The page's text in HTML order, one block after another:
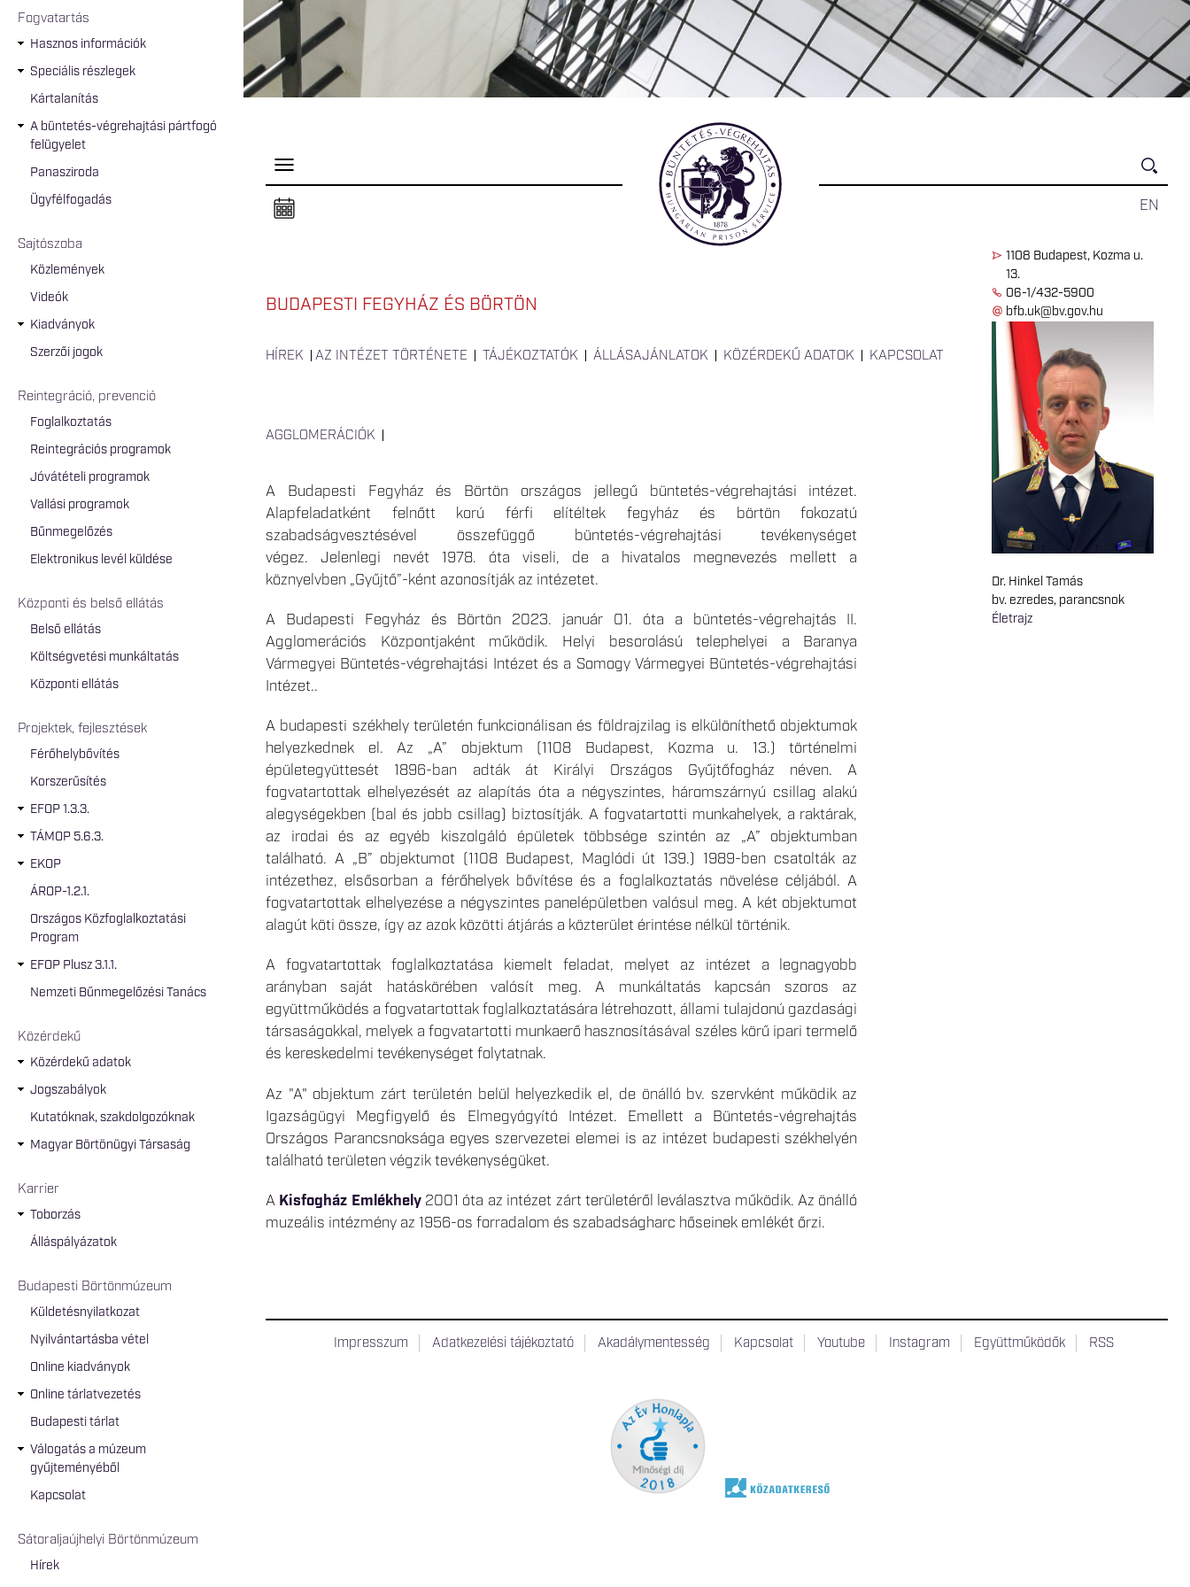
Fogvatartás
Hasznos információk
Speciális részlegek
Kártalanítás
A büntetés-végrehajtási pártfogó
felügyelet
Panasziroda
Ügyfélfogadás
Sajtószoba
Közlemények
Videók
Kiadványok
Szerzői jogok
Reintegráció, prevenció
Foglalkoztatás
Reintegrációs programok
Jóvátételi programok
Vallási programok
Bűnmegelőzés
Elektronikus levél küldése
Központi és belső ellátás
Belső ellátás
Költségvetési munkáltatás
Központi ellátás
Projektek, fejlesztések
Férőhelybővítés
Korszerűsítés
EFOP 1.3.3.
TÁMOP 5.6.3.
EKOP
ÁROP-1.2.1.
Országos Közfoglalkoztatási
Program
EFOP Plusz 3.1.1.
Nemzeti Bűnmegelőzési Tanács
Közérdekű
Közérdekű adatok
Jogszabályok
Kutatóknak, szakdolgozóknak
Magyar Börtönügyi Társaság
Karrier
Toborzás
Álláspályázatok
Budapesti Börtönmúzeum
Küldetésnyilatkozat
Nyilvántartásba vétel
Online kiadványok
Online tárlatvezetés
Budapesti tárlat
Válogatás a múzeum
gyűjteményéből
Kapcsolat
Sátoraljaújhelyi Börtönmúzeum
Hírek
EN
P
e
l
s
a
BUDAPESTI FEGYHÁZ ÉS BÖRTÖN
1108 Budapest, Kozma u.
13.
06-1/432-5900
bfb.uk@bv.gov.hu
Dr. Hinkel Tamás
bv. ezredes, parancsnok
Életrajz
HÍREK AZ INTÉZET TÖRTÉNETE TÁJÉKOZTATÓK ÁLLÁSAJÁNLATOK KÖZÉRDEKŰ ADATOK KAPCSOLAT
AGGLOMERÁCIÓK
A Budapesti Fegyház és Börtön országos jellegű büntetés-végrehajtási intézet.
Alapfeladatként felnőtt korú férfi elítéltek fegyház és börtön fokozatú
szabadságvesztésével összefüggő büntetés-végrehajtási tevékenységet
végez. Jelenlegi nevét 1978. óta viseli, de a hivatalos megnevezés mellett a
köznyelvben „Gyűjtő”-ként azonosítják az intézetet.
A Budapesti Fegyház és Börtön 2023. január 01. óta a büntetés-végrehajtás II.
Agglomerációs Központjaként működik. Helyi besorolású telephelyei a Baranya
Vármegyei Büntetés-végrehajtási Intézet és a Somogy Vármegyei Büntetés-végrehajtási
Intézet..
A budapesti székhely területén funkcionálisan és földrajzilag is elkülöníthető objektumok
helyezkednek el. Az „A” objektum (1108 Budapest, Kozma u. 13.) történelmi
épületegyüttesét 1896-ban adták át Királyi Országos Gyűjtőfogház néven. A
fogvatartottak elhelyezését az alapítás óta a négyszintes, háromszárnyú csillag alakú
alegységekben (bal és jobb csillag) biztosítják. A fogvatartotti munkahelyek, a raktárak,
az irodai és az egyéb kiszolgáló épületek többsége szintén az „A” objektumban
található. A „B” objektumot (1108 Budapest, Maglódi út 139.) 1989-ben csatolták az
intézethez, elsősorban a férőhelyek bővítése és a foglalkoztatás növelése céljából. A
fogvatartottak elhelyezése a négyszintes panelépületben valósul meg. A két objektumot
alagút köti össze, így az azok közötti átjárás a közterület érintése nélkül történik.
A fogvatartottak foglalkoztatása kiemelt feladat, melyet az intézet a legnagyobb
arányban saját hatáskörében valósít meg. A munkáltatás kapcsán szoros az
együttműködés a fogvatartottak foglalkoztatására létrehozott, állami tulajdonú gazdasági
társaságokkal, melyek a fogvatartotti munkaerő hasznosításával széles körű ipari termelő
és kereskedelmi tevékenységet folytatnak.
Az "A" objektum zárt területén belül helyezkedik el, de önálló bv. szervként működik az
Igazságügyi Megfigyelő és Elmegyógyító Intézet. Emellett a Büntetés-végrehajtás
Országos Parancsnoksága egyes szervezetei elemei is az intézet budapesti székhelyén
található területen végzik tevékenységüket.
A Kisfogház Emlékhely2001 óta az intézet zárt területéről leválasztva működik. Az önálló
muzeális intézmény az 1956-os forradalom és szabadságharc hőseinek emlékét őrzi.
Impresszum Adatkezelési tájékoztató Akadálymentesség Kapcsolat Youtube Instagram Együttműködők RSS